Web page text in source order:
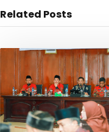
Related Posts